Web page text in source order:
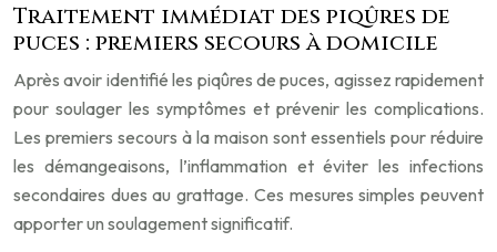
Traitement immédiat des piqûres de
puces : premiers secours à domicile
Après avoir identifié les piqûres de puces, agissez rapidement
pour soulager les symptômes et prévenir les complications.
Les premiers secours à la maison sont essentiels pour réduire
les démangeaisons, l’inflammation et éviter les infections
secondaires dues au grattage. Ces mesures simples peuvent
apporter un soulagement significatif.